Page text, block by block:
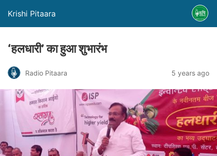
Krishi Pitaara
‘हलधारी’ का हुआ शुभारंभ
Radio Pitaara 5 years ago